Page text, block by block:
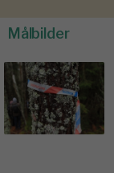
Målbilder